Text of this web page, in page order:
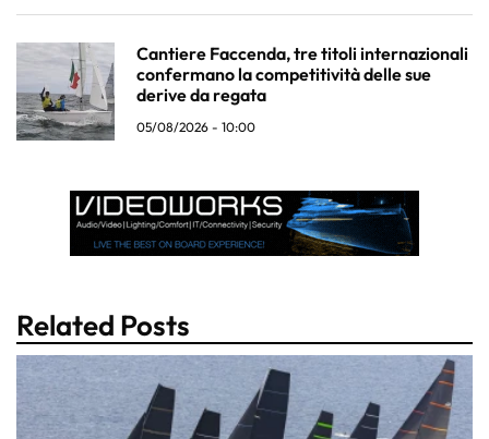
Cantiere Faccenda, tre titoli internazionali
confermano la competitività delle sue
derive da regata
05/08/2026 - 10:00
Related Posts